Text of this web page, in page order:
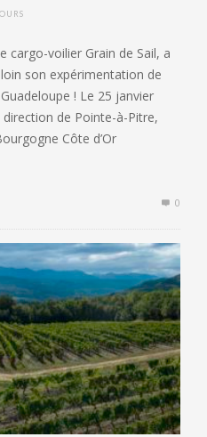
cargo-voilier Grain de Sail, a
son expérimentation de
! Le 25 janvier
de Pointe-à-Pitre,
Côte d’Or
0